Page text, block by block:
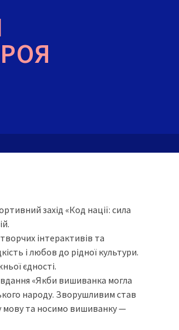
захід «Код нації: сила
інтерактивів та
і любов до рідної культури.
єдності.
«Якби вишиванка могла
народу. Зворушливим став
мову та носимо вишиванку —